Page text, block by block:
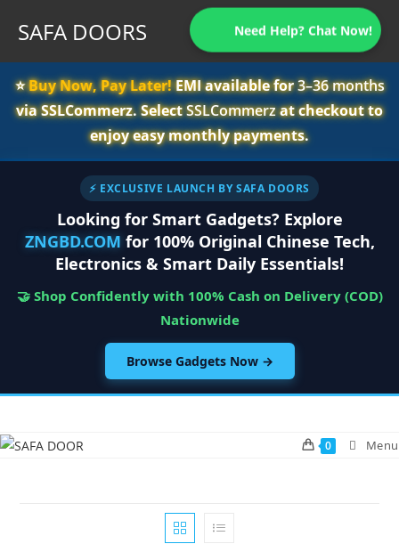
SAFA DOORS Need Help? Chat Now!
⭐️Buy Now, Pay Later!EMI available for3–36 months
via SSLCommerz. SelectSSLCommerzat checkout to
enjoy easy monthly payments.
⚡ EXCLUSIVE LAUNCH BY SAFA DOORS
Looking for Smart Gadgets? Explore
ZNGBD.COM for 100% Original Chinese Tech,
Electronics & Smart Daily Essentials!
🤝 Shop Confidently with 100% Cash on Delivery (COD)
Nationwide
Browse Gadgets Now →
content
0 Menu